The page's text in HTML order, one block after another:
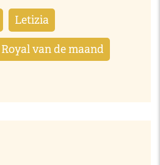
Letizia
Royal van de maand